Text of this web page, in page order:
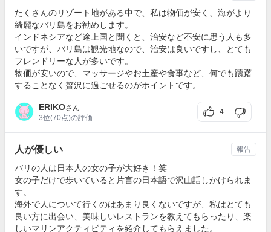
たくさんのリゾート地がある中で、私は物価が安く、海がより
綺麗なバリ島をお勧めします。
インドネシアなど途上国と聞くと、治安など不安に思う人も多
いですが、バリ島は観光地なので、治安は良いですし、とても
フレンドリーな人が多いです。
物価が安いので、マッサージやお土産や食事など、何でも躊躇
することなく贅沢に過ごせるのがポイントです。
ERIKOさん
3位(70点)の評価
4
人が優しい
バリの人は日本人の女の子が大好き！笑
女の子だけで歩いていると片言の日本語で沢山話しかけられま
す。
海外で人について行くのはあまり良くないですが、私はとても
良い方に出会い、美味しいレストランを教えてもらったり、楽
しいマリンアクティビティを紹介してもらえました。
報告